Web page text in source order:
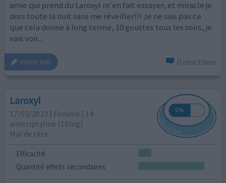
amie qui prend du Laroxyl m'en fait essayer, et miracle je
dors toute la nuit sans me réveiller!!! Je ne sais pas ce
que cela donne à long terme, 10 gouttes tous les soirs, je
vais voir...
votre avis 0 réactions
Laroxyl
17/03/2023 | Femme | 14
amitriptyline (10mg)
Mal de tête
Efficacité
Quantité effets secondaires